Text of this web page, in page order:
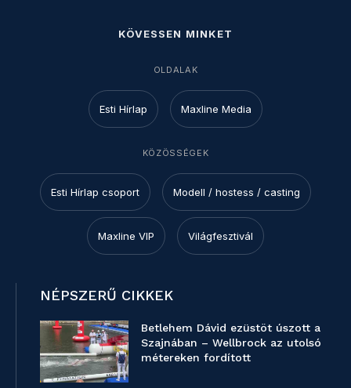
KÖVESSEN MINKET
OLDALAK
Esti Hírlap Maxline Media
KÖZÖSSÉGEK
Esti Hírlap csoport Modell / hostess / casting
Maxline VIP Világfesztivál
NÉPSZERŰ CIKKEK
Betlehem Dávid ezüstöt úszott a
Szajnában – Wellbrock az utolsó
métereken fordított